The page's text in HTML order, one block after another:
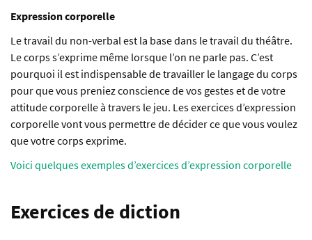
Expression corporelle
Le travail du non-verbal est la base dans le travail du théâtre.
Le corps s’exprime même lorsque l’on ne parle pas. C’est
pourquoi il est indispensable de travailler le langage du corps
pour que vous preniez conscience de vos gestes et de votre
attitude corporelle à travers le jeu. Les exercices d’expression
corporelle vont vous permettre de décider ce que vous voulez
que votre corps exprime.
Voici quelques exemples d’exercices d’expression corporelle
Exercices de diction